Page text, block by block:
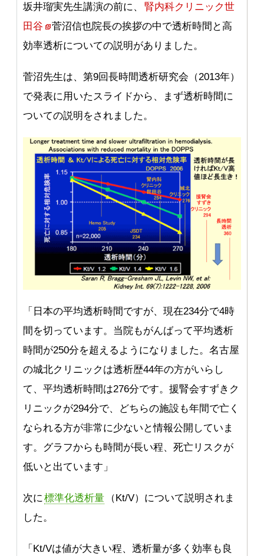
坂井瑠実先生講演の前に、
腎内科クリニック世
田谷
菅沼信也院長の挨拶の中で透析時間と高
効率透析についての説明がありました。
菅沼先生は、第9回長時間透析研究会（2013年）
で発表に用いたスライドから、まず透析時間に
ついての説明をされました。
「日本の平均透析時間ですが、現在234分で4時
間を切っています。当院もがんばって平均透析
時間が250分を超えるようになりました。名古屋
の城北クリニックは透析歴44年の方がいらし
て、平均透析時間は276分です。援腎会すずきク
リニックが294分で、どちらの施設も年間で亡く
なられる方が非常に少ないと情報公開していま
す。グラフからも時間が長い程、死亡リスクが
低いと出ています」
次に標準化透析量
（Kt/V）について説明されま
した。
「Kt/Vは値が大きい程、透析量が多く効率も良